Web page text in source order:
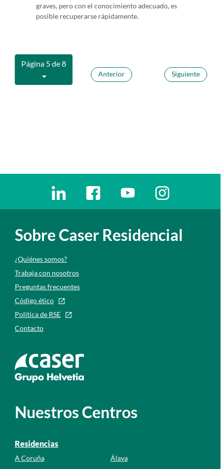
graves, pero con el conocimiento adecuado, es
posible recuperarse rápidamente.
Página 5 de 8
Anterior Siguiente
Ir a a la red social. Abre ventana nueva
Ir a a la red social. Abre ventana
Ir a a la red social. Abre
Ir a a la red
Sobre Caser Residencial
¿Quiénes somos?
Trabaja con nosotros
Preguntas frecuentes
Código ético
Política de RSE
Contacto
Ir a la web de caser
Nuestros Centros
Residencias
A Coruña
Álava